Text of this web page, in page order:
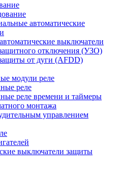
автоматические
выключатели
отключения (УЗО)
от дуги (AFDD)
модули реле
реле
реле времени и таймеры
монтажа
управлением
выключатели защиты